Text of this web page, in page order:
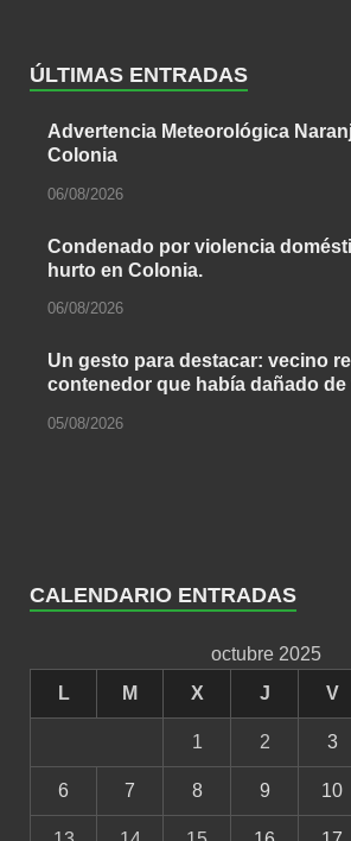
ÚLTIMAS ENTRADAS
Advertencia Meteorológica
Colonia
06/08/2026
Condenado por violencia
hurto en Colonia.
06/08/2026
Un gesto para destacar: vecino
contenedor que había dañado de
05/08/2026
CALENDARIO ENTRADAS
octubre 2025
L
M X J V
1 2 3
6 7 8 9 10